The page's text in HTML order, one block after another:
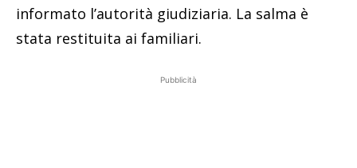
informato l’autorità giudiziaria. La salma è
stata restituita ai familiari.
Pubblicità